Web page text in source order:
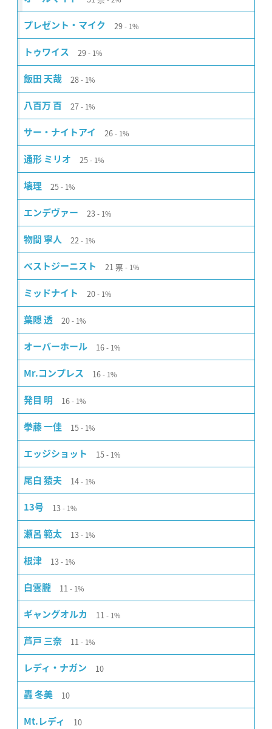
プレゼント・マイク 29 1%
トゥワイス 29 1%
飯田 天哉 28 1%
八百万 百 27 1%
サー・ナイトアイ 26 1%
通形 ミリオ 25 1%
壊理 25 1%
エンデヴァー 23 1%
物間 寧人 22 1%
ベストジーニスト 21 票 1%
ミッドナイト 20 1%
葉隠 透 20 1%
オーバーホール 16 1%
Mr.コンプレス 16 1%
発目 明 16 1%
拳藤 一佳 15 1%
エッジショット 15 1%
尾白 猿夫 14 1%
13号 13 1%
瀬呂 範太 13 1%
根津 13 1%
白雲朧 11 1%
ギャングオルカ 11 1%
芦戸 三奈 11 1%
レディ・ナガン 10
轟 冬美 10
Mt.レディ 10